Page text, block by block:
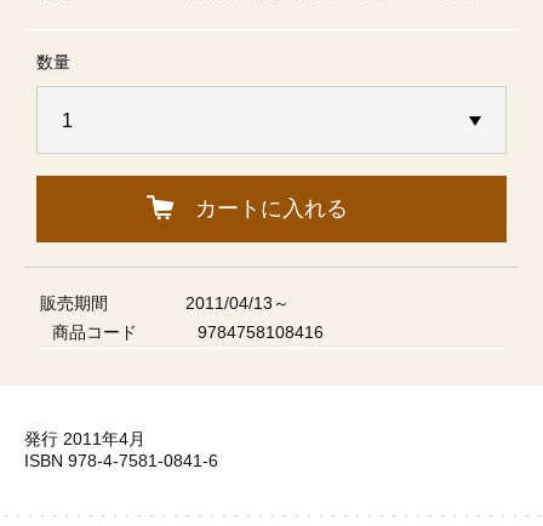
数量
カートに入れる
販売期間
2011/04/13～
商品コード
9784758108416
発行 2011年4月
ISBN 978-4-7581-0841-6